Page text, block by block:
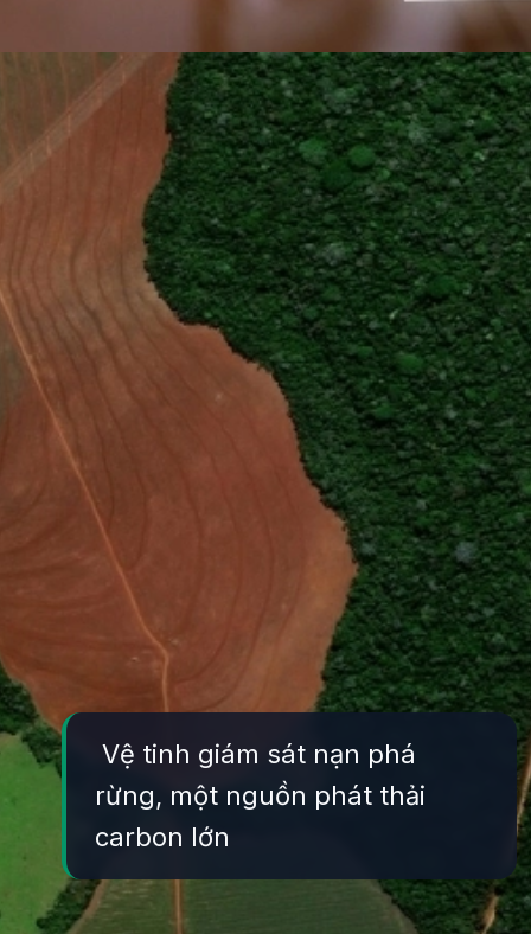
Đang mở https://yeukhoahoc.edu.vn/cong-nghe-theo-doi-carbon
Vệ tinh giám sát nạn phá
rừng, một nguồn phát thải
carbon lớn